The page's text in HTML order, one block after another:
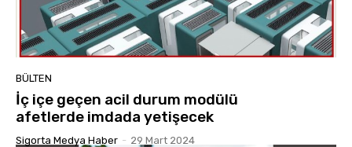
BÜLTEN
İç içe geçen acil durum modülü
afetlerde imdada yetişecek
Sigorta Medya Haber - 29 Mart 2024